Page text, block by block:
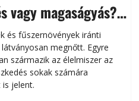
vagy magaságyás?
és fűszernövények iránti
megnőtt. Egyre
származik az élelmiszer az
sokak számára
jelent.